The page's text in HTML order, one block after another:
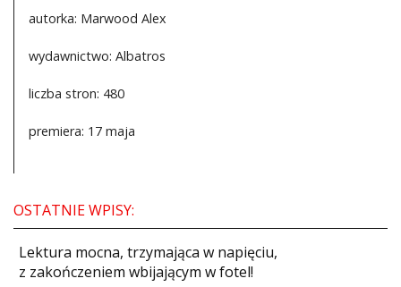
autorka: Marwood Alex
wydawnictwo: Albatros
liczba stron: 480
premiera: 17 maja
OSTATNIE WPISY:
​Lektura mocna, trzymająca w napięciu,
z zakończeniem wbijającym w fotel!